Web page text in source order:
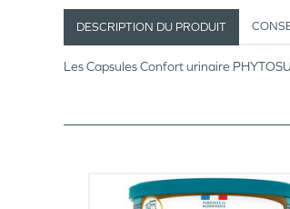
DESCRIPTION DU PRODUIT
Les Capsules Confort urinaire